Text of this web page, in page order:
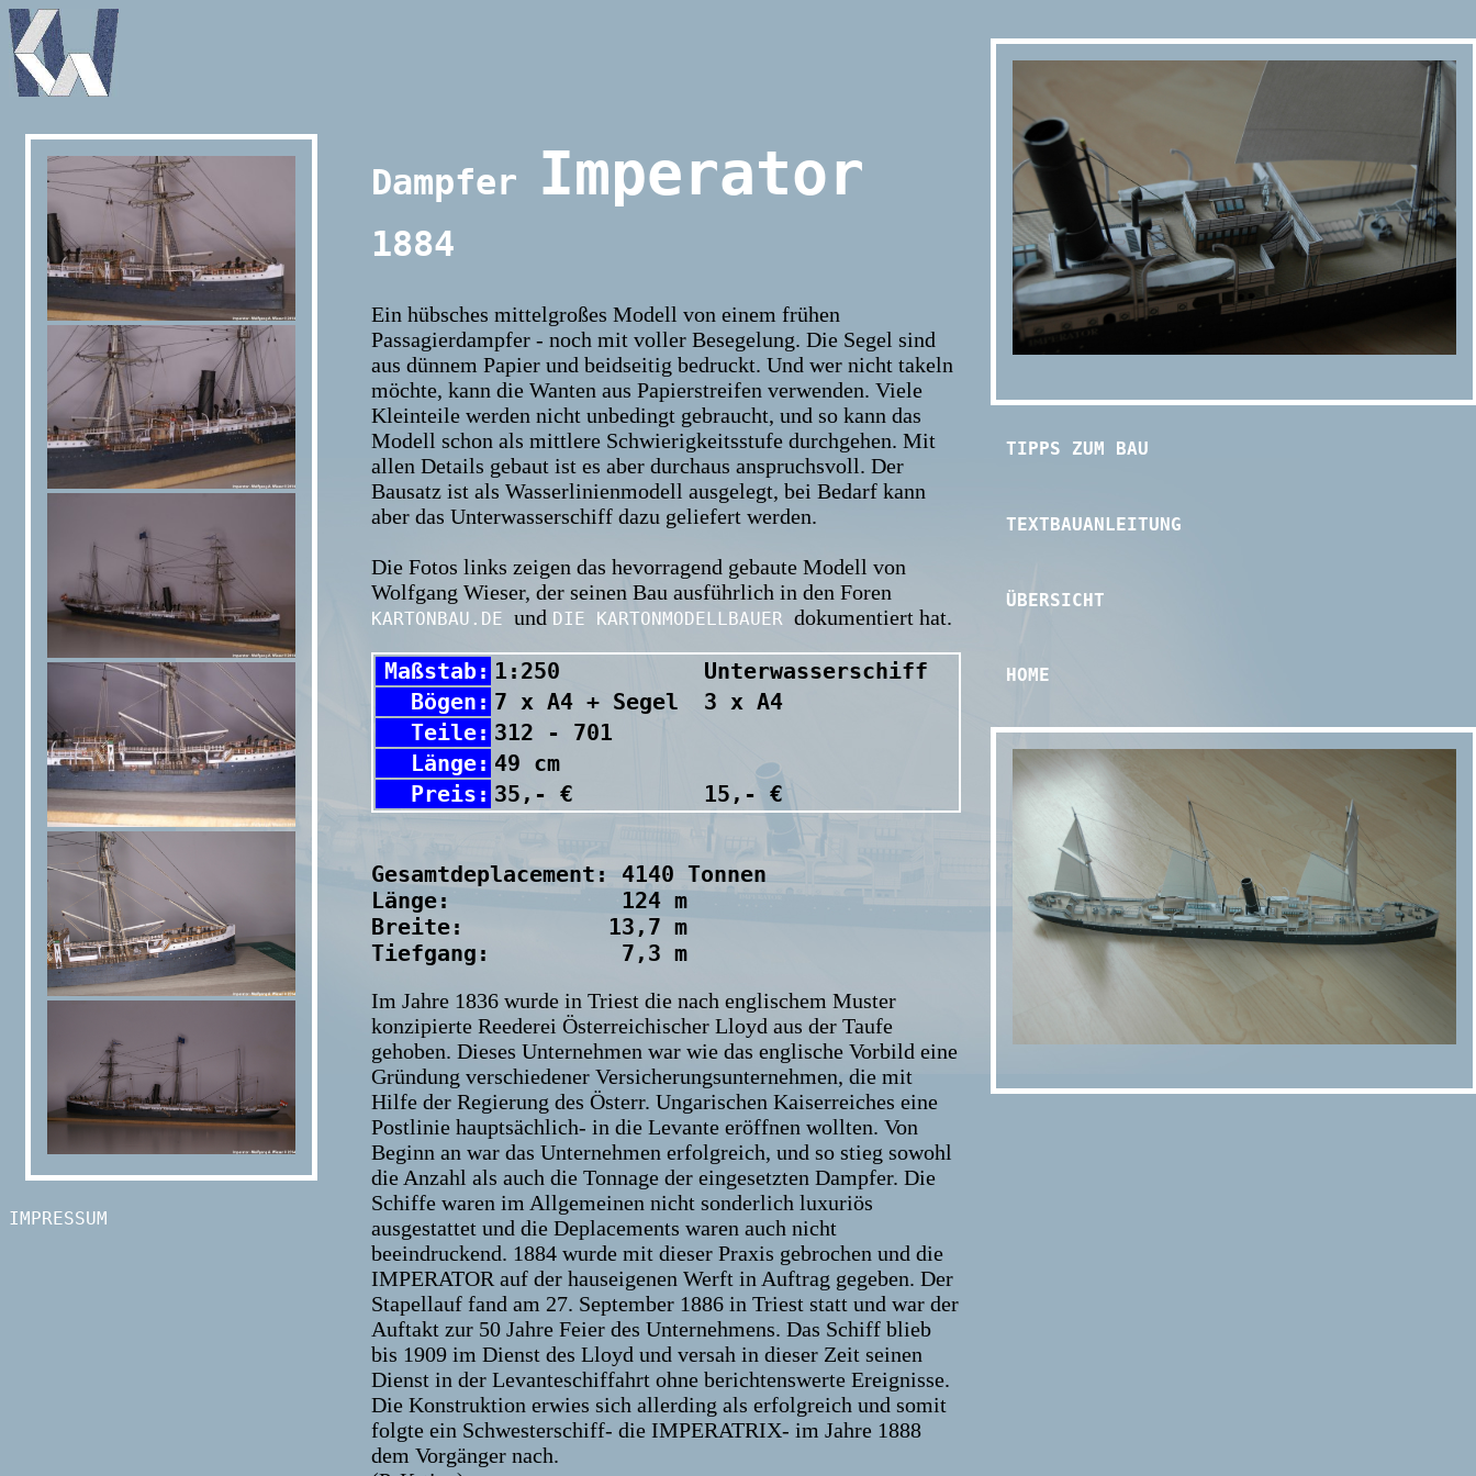
TIPPS ZUM BAU
TEXTBAUANLEITUNG
ÜBERSICHT
HOME
Dampfer Imperator
1884
Ein hübsches mittelgroßes Modell von einem frühen
Passagierdampfer - noch mit voller Besegelung. Die Segel sind
aus dünnem Papier und beidseitig bedruckt. Und wer nicht takeln
möchte, kann die Wanten aus Papierstreifen verwenden. Viele
Kleinteile werden nicht unbedingt gebraucht, und so kann das
Modell schon als mittlere Schwierigkeitsstufe durchgehen. Mit
allen Details gebaut ist es aber durchaus anspruchsvoll. Der
Bausatz ist als Wasserlinienmodell ausgelegt, bei Bedarf kann
aber das Unterwasserschiff dazu geliefert werden.
Die Fotos links zeigen das hevorragend gebaute Modell von
Wolfgang Wieser, der seinen Bau ausführlich in den Foren
KARTONBAU.DE und DIE KARTONMODELLBAUER dokumentiert hat.
Maßstab: 1:250
Unterwasserschiff
Bögen: 7 x A4 + Segel
3 x A4
Teile: 312 - 701
Länge: 49 cm
Preis: 35,- € 15,- €
Gesamtdeplacement: 4140 Tonnen
Länge:             124 m
Breite:           13,7 m
Im Jahre 1836 wurde in Triest die nach englischem Muster
konzipierte Reederei Österreichischer Lloyd aus der Taufe
gehoben. Dieses Unternehmen war wie das englische Vorbild eine
Gründung verschiedener Versicherungsunternehmen, die mit
Hilfe der Regierung des Österr. Ungarischen Kaiserreiches eine
Postlinie hauptsächlich- in die Levante eröffnen wollten. Von
Beginn an war das Unternehmen erfolgreich, und so stieg sowohl
die Anzahl als auch die Tonnage der eingesetzten Dampfer. Die
Schiffe waren im Allgemeinen nicht sonderlich luxuriös
ausgestattet und die Deplacements waren auch nicht
beeindruckend. 1884 wurde mit dieser Praxis gebrochen und die
IMPERATOR auf der hauseigenen Werft in Auftrag gegeben. Der
Stapellauf fand am 27. September 1886 in Triest statt und war der
Auftakt zur 50 Jahre Feier des Unternehmens. Das Schiff blieb
bis 1909 im Dienst des Lloyd und versah in dieser Zeit seinen
Dienst in der Levanteschiffahrt ohne berichtenswerte Ereignisse.
Die Konstruktion erwies sich allerding als erfolgreich und somit
folgte ein Schwesterschiff- die IMPERATRIX- im Jahre 1888
dem Vorgänger nach.
IMPRESSUM